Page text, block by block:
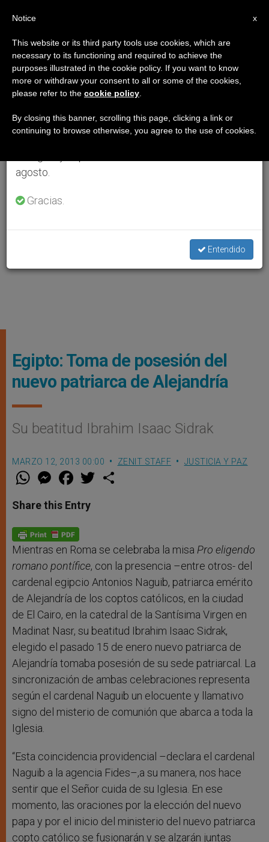
Egipto: Toma de posesión del
nuevo patriarca de Alejandría
Su beatitud Ibrahim Isaac Sidrak
MARZO 12, 2013 00:00 ZENIT STAFF JUSTICIA Y PAZ
W
t
s
p
p
M
e
s
e
g
e
r
F
a
e
b
o
k
w
Share this Entry
Mientras en Roma se celebraba la misa Pro eligendo
romano pontífice, con la presencia –entre otros- del
cardenal egipcio Antonios Naguib, patriarca emérito
de Alejandría de los coptos católicos, en la ciudad
de El Cairo, en la catedral de la Santísima Virgen en
Madinat Nasr, su beatitud Ibrahim Isaac Sidrak,
elegido el pasado 15 de enero nuevo patriarca de
Alejandría tomaba posesión de su sede patriarcal. La
sincronización de ambas celebraciones representa
según el cardenal Naguib un elocuente y llamativo
signo del misterio de comunión que abarca a toda la
Iglesia.
“Esta coincidencia providencial –declara el cardenal
Naguib a la agencia Fides–,a su manera, nos hace
sentir que el Señor cuida de su Iglesia. En ese
momento, las oraciones por la elección del nuevo
papa y por el inicio del ministerio del nuevo patriarca
copto católico se fusionarán y se alzarán juntas
×
Aviso importante
Del 27 de julio al 7 de agosto haremos la pausa
anual, aprovechando que en el periodo de verano
se generan menos informaciones y también el
agosto.
Gracias.
Entendido
x
Notice
This website or its third party tools use cookies, which are
necessary to its functioning and required to achieve the
purposes illustrated in the cookie policy. If you want to know
more or withdraw your consent to all or some of the cookies,
please refer to the cookie policy
By closing this banner, scrolling this page, clicking a link or
continuing to browse otherwise, you agree to the use of cookies.